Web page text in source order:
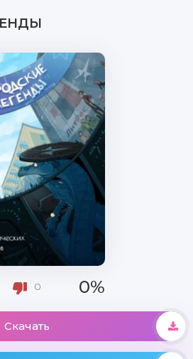
0 0%
Скачать